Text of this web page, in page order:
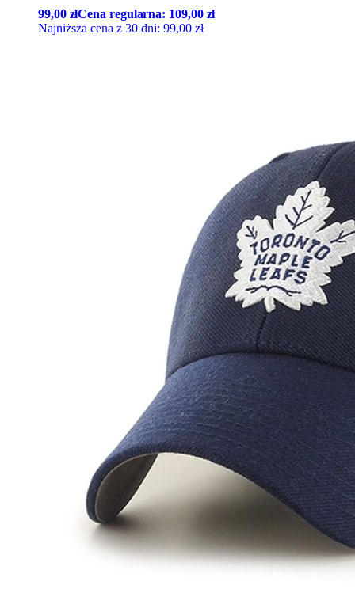
99,00 złCena regularna: 109,00 zł
Najniższa cena z 30 dni: 99,00 zł